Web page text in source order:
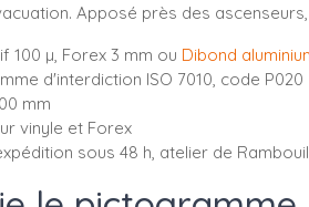
Apposé près des
100 µ, Forex 3 mm ou Dibond
d'interdiction ISO 7010, code P020
mm
vinyle et Forex
sous 48 h, atelier de